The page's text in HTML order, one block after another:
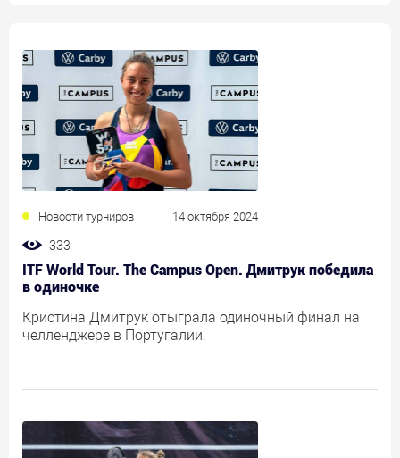
Новости турниров 14 октября 2024
333
ITF World Tour. The Campus Open. Дмитрук победила
в одиночке
Кристина Дмитрук отыграла одиночный финал на
челленджере в Португалии.